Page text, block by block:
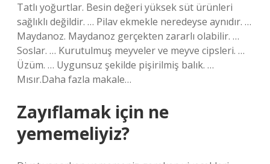
Tatlı yoğurtlar. Besin değeri yüksek süt ürünleri
sağlıklı değildir. … Pilav ekmekle neredeyse aynıdır. …
Maydanoz. Maydanoz gerçekten zararlı olabilir. …
Soslar. … Kurutulmuş meyveler ve meyve cipsleri. …
Üzüm. … Uygunsuz şekilde pişirilmiş balık. …
Mısır.Daha fazla makale…
Zayıflamak için ne
yememeliyiz?